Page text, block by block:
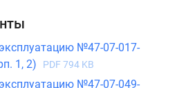
№47-07-017-
1, 2)
PDF 794 KB
№47-07-049-